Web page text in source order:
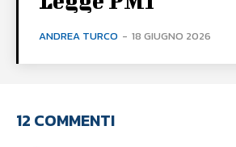
ANDREA TURCO - 18 GIUGNO 2026
12 COMMENTI